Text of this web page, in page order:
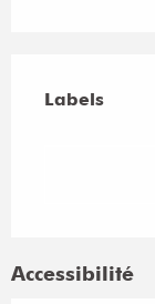
Labels
Labels
Accessibilité